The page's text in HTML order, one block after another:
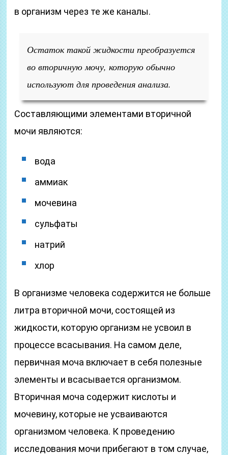
в организм через те же каналы.
Остаток такой жидкости преобразуется
во вторичную мочу, которую обычно
используют для проведения анализа.
Составляющими элементами вторичной
мочи являются:
вода
аммиак
мочевина
сульфаты
натрий
хлор
В организме человека содержится не больше
литра вторичной мочи, состоящей из
жидкости, которую организм не усвоил в
процессе всасывания. На самом деле,
первичная моча включает в себя полезные
элементы и всасывается организмом.
Вторичная моча содержит кислоты и
мочевину, которые не усваиваются
организмом человека. К проведению
исследования мочи прибегают в том случае,